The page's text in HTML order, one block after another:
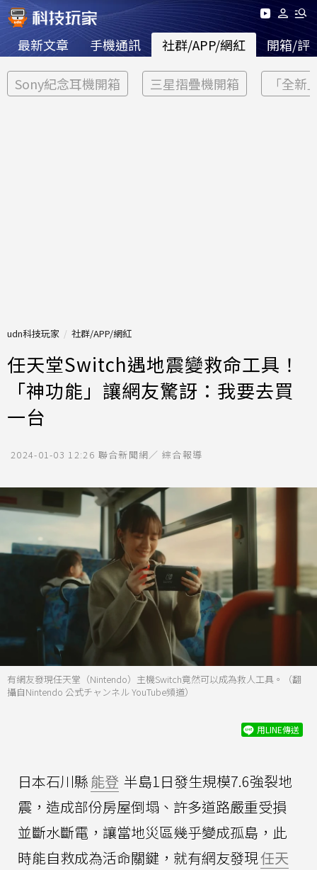
最新文章 手機通訊 社群/APP/網紅 開箱/評
Sony紀念耳機開箱 三星摺疊機開箱 「全新
udn科技玩家 社群/APP/網紅
任天堂Switch遇地震變救命工具！
「神功能」讓網友驚訝：我要去買
一台
2024-01-03 12:26 聯合新聞網／ 綜合報導
有網友發現任天堂（Nintendo）主機Switch竟然可以成為救人工具。（翻
攝自Nintendo 公式チャンネル YouTube頻道）
用LINE傳送
日本石川縣 能登 半島1日發生規模7.6強裂地
震，造成部份房屋倒塌、許多道路嚴重受損
並斷水斷電，讓當地災區幾乎變成孤島，此
時能自救成為活命關鍵，就有網友發現任天